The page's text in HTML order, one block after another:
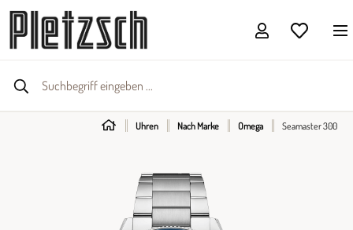
Uhren Nach Marke Omega Seamaster 300